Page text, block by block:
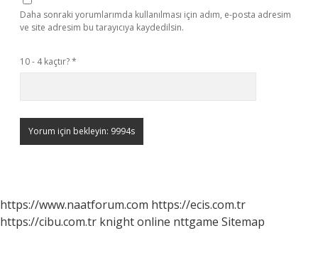
Daha sonraki yorumlarımda kullanılması için adım, e-posta adresim
ve site adresim bu tarayıcıya kaydedilsin.
10 - 4 kaçtır?*
https://www.naatforum.com https://ecis.com.tr
https://cibu.com.tr knight online nttgame Sitemap